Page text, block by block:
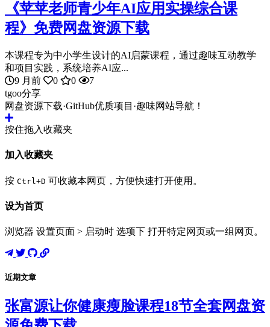
《苹苹老师青少年AI应用实操综合课
程》免费网盘资源下载
本课程专为中小学生设计的AI启蒙课程，通过趣味互动教学
和项目实践，系统培养AI应...
9 月前
0 0
7
tgoo分享
网盘资源下载·GitHub优质项目·趣味网站导航！
按住拖入收藏夹
加入收藏夹
按 Ctrl+D 可收藏本网页，方便快速打开使用。
设为首页
浏览器 设置页面 > 启动时 选项下 打开特定网页或一组网页。
近期文章
张富源让你健康瘦脸课程18节全套网盘资